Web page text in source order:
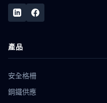
產品
安全格柵
鋼鐵供應